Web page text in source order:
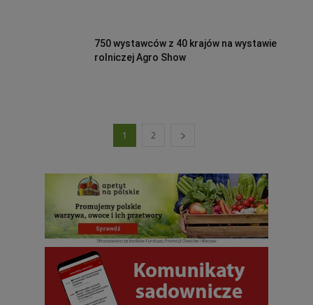
750 wystawców z 40 krajów na wystawie
rolniczej Agro Show
1 2